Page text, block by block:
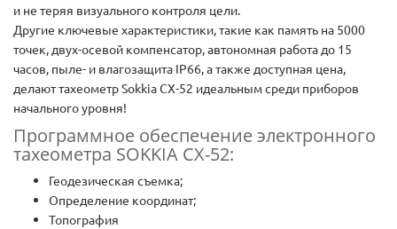
и не теряя визуального контроля цели.
Другие ключевые характеристики, такие как память на 5000
точек, двух-осевой компенсатор, автономная работа до 15
часов, пыле- и влагозащита IP66, а также доступная цена,
делают тахеометр Sokkia CX-52 идеальным среди приборов
начального уровня!
Программное обеспечение электронного
тахеометра SOKKIA CX-52:
Геодезическая съемка;
Определение координат;
Топография